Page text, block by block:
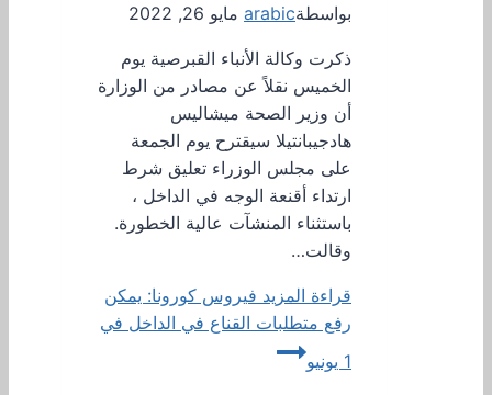
بواسطةarabic مايو 26, 2022
ذكرت وكالة الأنباء القبرصية يوم
الخميس نقلاً عن مصادر من الوزارة
أن وزير الصحة ميشاليس
هادجيبانتيلا سيقترح يوم الجمعة
على مجلس الوزراء تعليق شرط
ارتداء أقنعة الوجه في الداخل ،
باستثناء المنشآت عالية الخطورة.
وقالت…
قراءة المزيد فيروس كورونا: يمكن
رفع متطلبات القناع في الداخل في
1 يونيو